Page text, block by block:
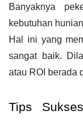
Banyaknya
kebutuhan
Hal ini yang
sangat baik.
atau ROI berada
Tips